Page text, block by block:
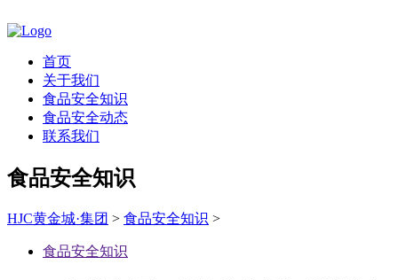
首页
关于我们
食品安全知识
食品安全动态
联系我们
食品安全知识
HJC黄金城·集团 > 食品安全知识 >
食品安全知识